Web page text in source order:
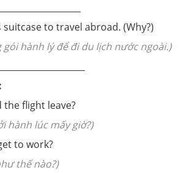
suitcase to travel abroad. (Why?)
gói hành lý để đi du lịch nước ngoài.)
the flight leave?
hành lúc mấy giờ?)
to work?
thế nào?)